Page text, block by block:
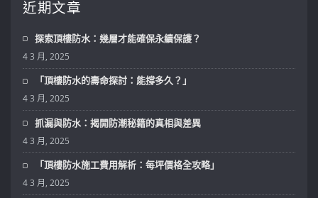
近期文章
探索頂樓防水：幾層才能確保永續保護？
4 3 月, 2025
「頂樓防水的壽命探討：能撐多久？」
4 3 月, 2025
抓漏與防水：揭開防潮秘籍的真相與差異
4 3 月, 2025
「頂樓防水施工費用解析：每坪價格全攻略」
4 3 月, 2025